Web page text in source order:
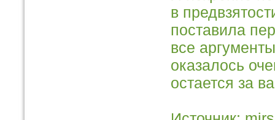
в
поставила
все
оказалось
остается за